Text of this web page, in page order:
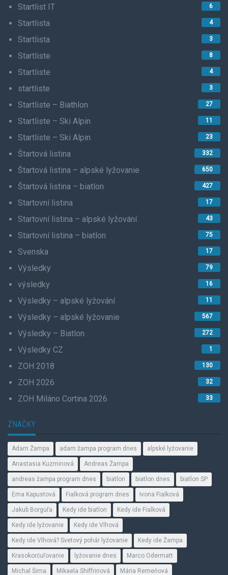
Startlist IT 6
Startlista 4
Startlista 3
Startliste 8
Startliste 4
startliste 3
Startliste – Biathlon 27
Startliste – Ski Alpin 11
Startliste – Ski Alpin 23
Štartová listina 332
Štartová listina – alpské lyžovanie 650
Štartová listina – biatlon 427
Startovní listina 17
Startovní listina – alpské lyžování 43
Startovní listina – biatlon 75
Svenska 17
Výsledky 79
výsledky 16
Výsledky – alpské lyžování 11
Výsledky – alpské lyžovanie 567
Výsledky – Biatlon 272
Výsledky CZ 1
ZOH 2018 130
ZOH 2026 32
ZOH Miláno Cortina 2026 33
ZNAČKY
Adam Žampa adam žampa program dnes alpské lyžovanie
Anastasia Kuzminová Andreas Žampa
andreas žampa program dnes biatlon biatlon dnes biatlon SP
Ema Kapustová Fialková program dnes Ivona Fialková
Jakub Borguľa Kedy ide biatlon Kedy ide Fialková
Kedy ide lyžovanie Kedy ide Vlhová
Kedy ide Vlhová? Svetový pohár lyžovanie Kedy ide Žampa
Krasokorčuľovanie lyžovanie dnes Marco Odermatt
Michal Šima Mikaela Shiffrinová Mária Remeňová